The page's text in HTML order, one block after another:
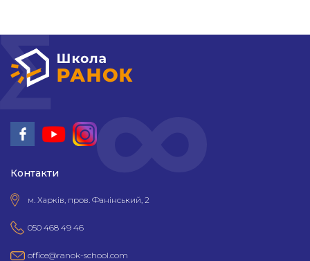
Контакти
м. Харків, пров. Фанінський, 2
050 468 49 46
office@ranok-school.com